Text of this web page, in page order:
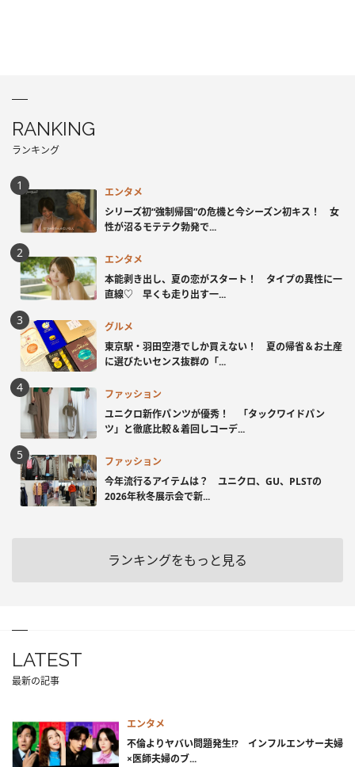
RANKING
ランキング
エンタメ
シリーズ初“強制帰国”の危機と今シーズン初キス！ 女
性が沼るモテテク勃発で...
エンタメ
本能剥き出し、夏の恋がスタート！ タイプの異性に一
直線♡ 早くも走り出す一...
グルメ
東京駅・羽田空港でしか買えない！ 夏の帰省＆お土産
に選びたいセンス抜群の「...
ファッション
ユニクロ新作パンツが優秀！ 「タックワイドパン
ツ」と徹底比較＆着回しコーデ...
ファッション
今年流行るアイテムは？ ユニクロ、GU、PLSTの
2026年秋冬展示会で新...
ランキングをもっと見る
LATEST
最新の記事
エンタメ
不倫よりヤバい問題発生!? インフルエンサー夫婦
×医師夫婦のブ...